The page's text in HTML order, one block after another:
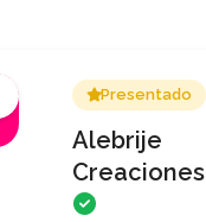
Presentado
Alebrije
Creaciones